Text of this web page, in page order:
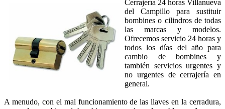
Cerrajería 24 horas Villanueva
del Campillo para sustituir
bombines o cilindros de todas
las marcas y modelos.
Ofrecemos servicio 24 horas y
todos los días del año para
cambio de bombines y
también servicios urgentes y
no urgentes de cerrajería en
general.
A menudo, con el mal funcionamiento de las llaves en la cerradura,